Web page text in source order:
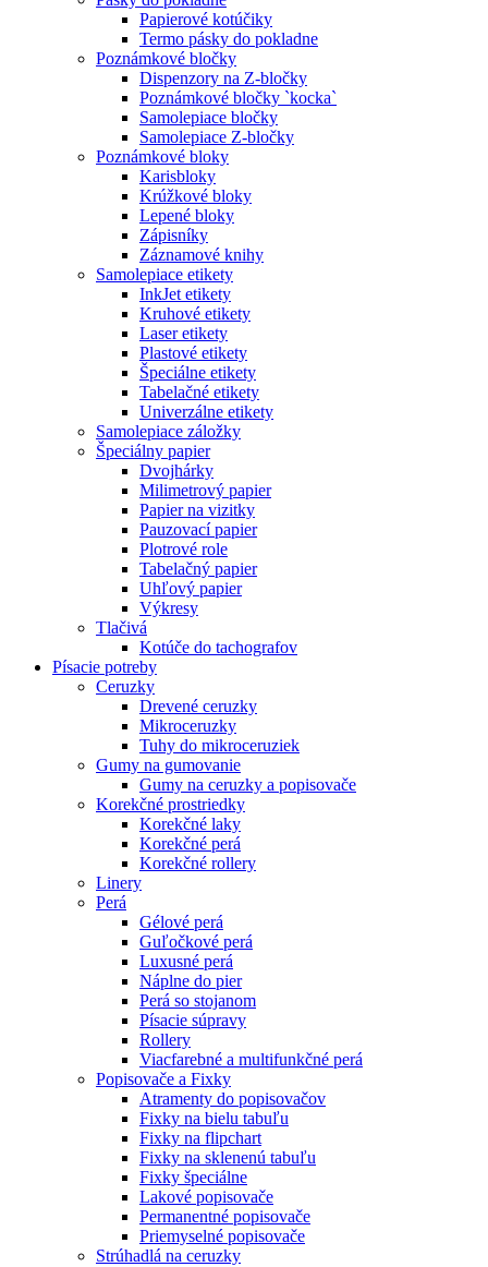
Papierové kotúčiky
Termo pásky do pokladne
Poznámkové bločky
Dispenzory na Z-bločky
Poznámkové bločky `kocka`
Samolepiace bločky
Samolepiace Z-bločky
Poznámkové bloky
Karisbloky
Krúžkové bloky
Lepené bloky
Zápisníky
Záznamové knihy
Samolepiace etikety
InkJet etikety
Kruhové etikety
Laser etikety
Plastové etikety
Špeciálne etikety
Tabelačné etikety
Univerzálne etikety
Samolepiace záložky
Špeciálny papier
Dvojhárky
Milimetrový papier
Papier na vizitky
Pauzovací papier
Plotrové role
Tabelačný papier
Uhľový papier
Výkresy
Tlačivá
Kotúče do tachografov
Písacie potreby
Ceruzky
Drevené ceruzky
Mikroceruzky
Tuhy do mikroceruziek
Gumy na gumovanie
Gumy na ceruzky a popisovače
Korekčné prostriedky
Korekčné laky
Korekčné perá
Korekčné rollery
Linery
Perá
Gélové perá
Guľočkové perá
Luxusné perá
Náplne do pier
Perá so stojanom
Písacie súpravy
Rollery
Viacfarebné a multifunkčné perá
Popisovače a Fixky
Atramenty do popisovačov
Fixky na bielu tabuľu
Fixky na flipchart
Fixky na sklenenú tabuľu
Fixky špeciálne
Lakové popisovače
Permanentné popisovače
Priemyselné popisovače
Strúhadlá na ceruzky